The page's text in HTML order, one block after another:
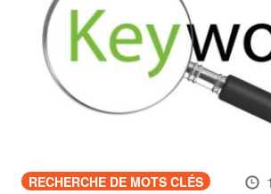
RECHERCHE DE MOTS CLÉS